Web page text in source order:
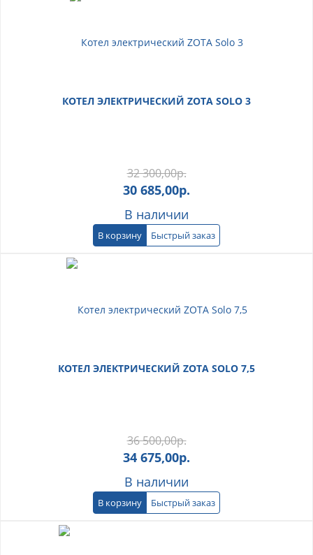
КОТЕЛ ЭЛЕКТРИЧЕСКИЙ ZOTA SOLO 3
32 300,00р.
30 685,00р.
В наличии
В корзину Быстрый заказ
КОТЕЛ ЭЛЕКТРИЧЕСКИЙ ZOTA SOLO 7,5
36 500,00р.
34 675,00р.
В наличии
В корзину Быстрый заказ